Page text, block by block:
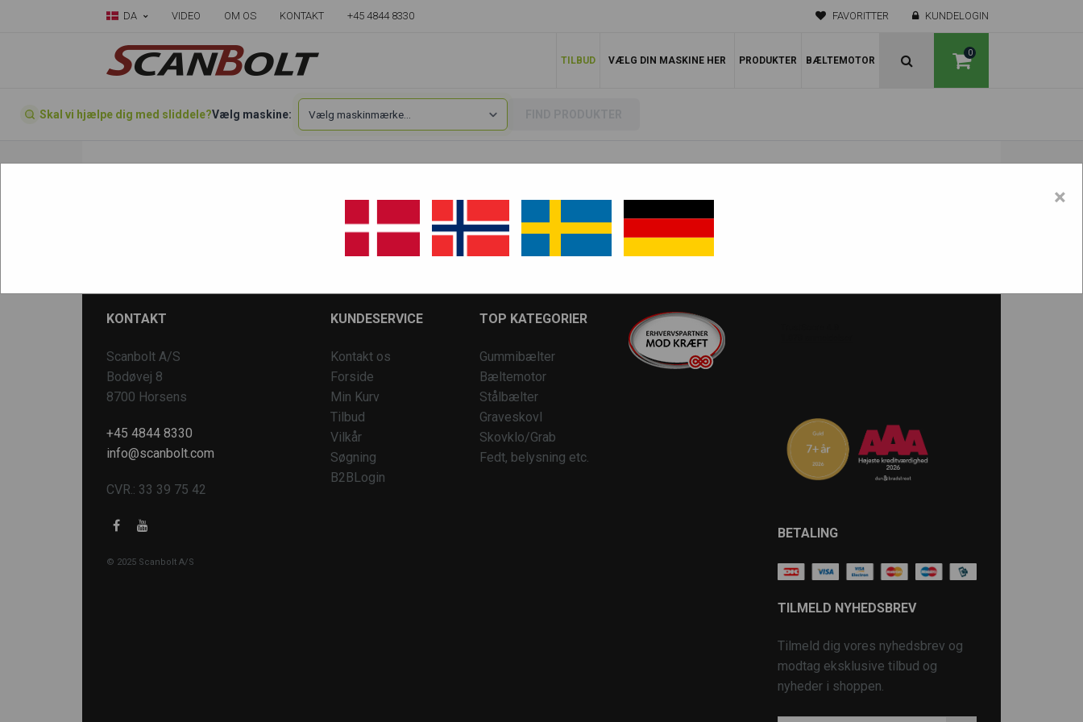
DA VIDEO OM OS KONTAKT +45 4844 8330 FAVORITTER KUNDELOGIN
0
TILBUD VÆLG DIN MASKINE HER PRODUKTER BÆLTEMOTOR
Skal vi hjælpe dig med sliddele?Vælg maskine:
TB135 13510004 ~
KONTAKT
Scanbolt A/S
Bodøvej 8
8700 Horsens
+45 4844 8330
info@scanbolt.com
CVR.: 33 39 75 42
© 2025 Scanbolt A/S
KUNDESERVICE
Kontakt os
Forside
Min Kurv
Tilbud
Vilkår
Søgning
B2BLogin
TOP KATEGORIER
Gummibælter
Bæltemotor
Stålbælter
Graveskovl
Skovklo/Grab
Fedt, belysning etc.
BETALING
TILMELD NYHEDSBREV
Tilmeld dig vores nyhedsbrev og
modtag eksklusive tilbud og
nyheder i shoppen.
×